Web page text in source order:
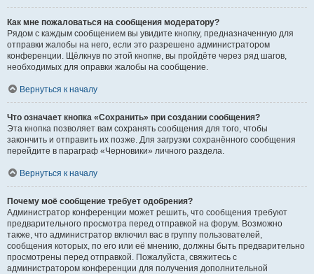
Как мне пожаловаться на сообщения модератору?
Рядом с каждым сообщением вы увидите кнопку, предназначенную для
отправки жалобы на него, если это разрешено администратором
конференции. Щёлкнув по этой кнопке, вы пройдёте через ряд шагов,
необходимых для оправки жалобы на сообщение.
Вернуться к началу
Что означает кнопка «Сохранить» при создании сообщения?
Эта кнопка позволяет вам сохранять сообщения для того, чтобы
закончить и отправить их позже. Для загрузки сохранённого сообщения
перейдите в параграф «Черновики» личного раздела.
Вернуться к началу
Почему моё сообщение требует одобрения?
Администратор конференции может решить, что сообщения требуют
предварительного просмотра перед отправкой на форум. Возможно
также, что администратор включил вас в группу пользователей,
сообщения которых, по его или её мнению, должны быть предварительно
просмотрены перед отправкой. Пожалуйста, свяжитесь с
администратором конференции для получения дополнительной